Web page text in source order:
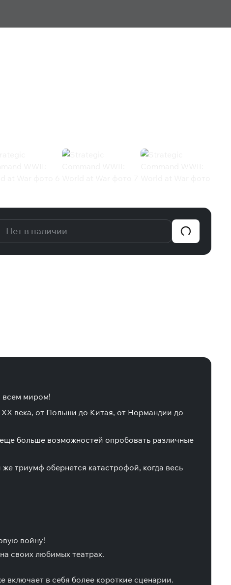
Нет в наличии
всем миром!
века, от Польши до Китая, от Нормандии до
больше возможностей опробовать различные
триумф обернется катастрофой, когда весь
войну!
своих любимых театрах.
в себя более короткие сценарии.